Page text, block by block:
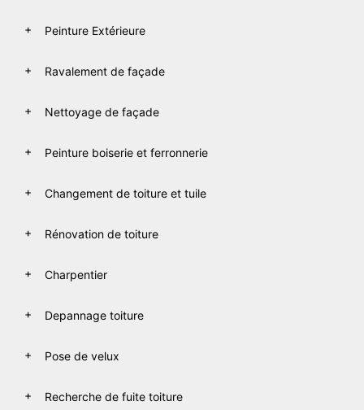
Peinture Extérieure
Ravalement de façade
Nettoyage de façade
Peinture boiserie et ferronnerie
Changement de toiture et tuile
Rénovation de toiture
Charpentier
Depannage toiture
Pose de velux
Recherche de fuite toiture